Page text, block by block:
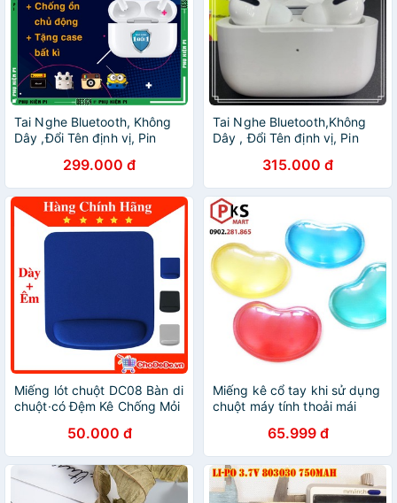
Tai Nghe Bluetooth, Không
Dây ,Đổi Tên định vị, Pin
299.000 đ
Tai Nghe Bluetooth,Không
Dây , Đổi Tên định vị, Pin
315.000 đ
Miếng lót chuột DC08 Bàn di
chuột·có Đệm Kê Chống Mỏi
230*210*20mm
50.000 đ
Miếng kê cổ tay khi sử dụng
chuột máy tính thoải mái
PKSMART - PHỤ KIỆN SỐ
9999
65.999 đ